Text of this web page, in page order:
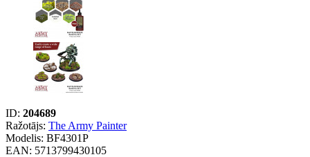
ID: 204689
Ražotājs: The Army Painter
Modelis: BF4301P
EAN: 5713799430105